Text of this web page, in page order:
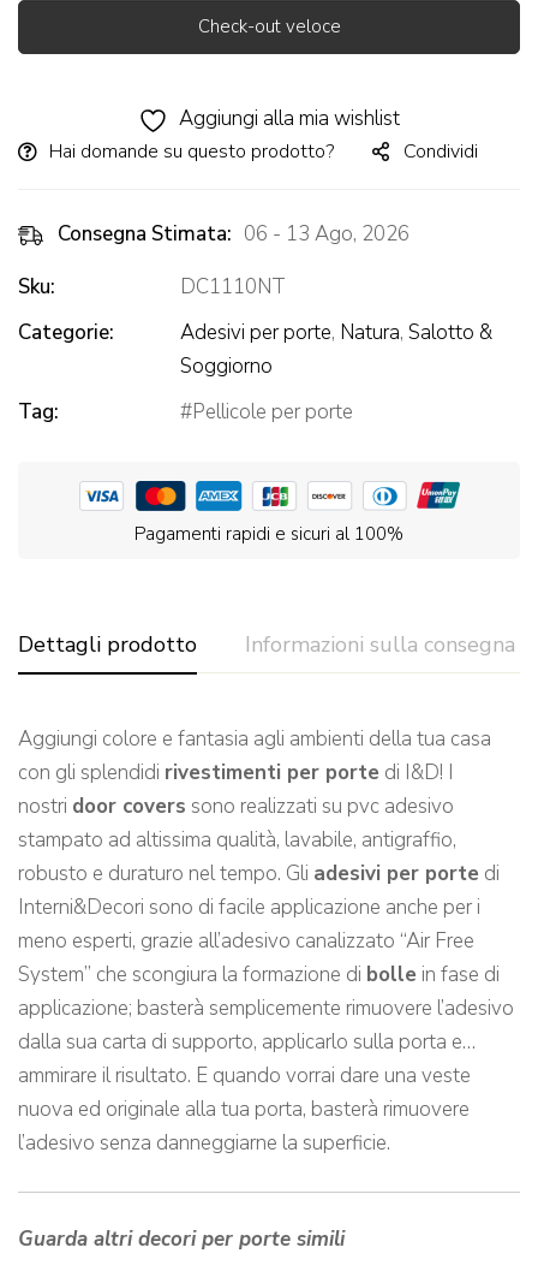
Check-out veloce
Aggiungi alla mia wishlist
Hai domande su questo prodotto? Condividi
Consegna Stimata: 06 - 13 Ago, 2026
Sku:
DC1110NT
Categorie:
Adesivi per porte, Natura, Salotto &
Soggiorno
Tag:
Pellicole per porte
Pagamenti rapidi e sicuri al 100%
Dettagli prodotto Informazioni sulla consegna
Aggiungi colore e fantasia agli ambienti della tua casa
con gli splendidi rivestimenti per porte di I&D! I
nostri door covers sono realizzati su pvc adesivo
stampato ad altissima qualità, lavabile, antigraffio,
robusto e duraturo nel tempo. Gli adesivi per porte di
Interni&Decori sono di facile applicazione anche per i
meno esperti, grazie all’adesivo canalizzato “Air Free
System” che scongiura la formazione di bolle in fase di
applicazione; basterà semplicemente rimuovere l’adesivo
dalla sua carta di supporto, applicarlo sulla porta e…
ammirare il risultato. E quando vorrai dare una veste
nuova ed originale alla tua porta, basterà rimuovere
l’adesivo senza danneggiarne la superficie.
Guarda altri decori per porte simili